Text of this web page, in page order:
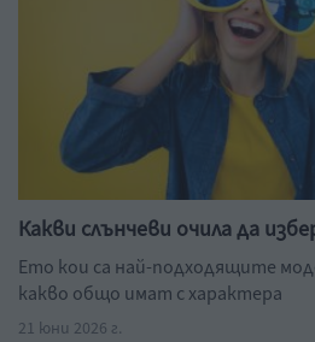
Какви слънчеви очила да
Ето кои са най-подходящите
какво общо имат с характера
21 юни 2026 г.